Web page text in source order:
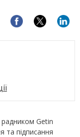
Getin
та підписання